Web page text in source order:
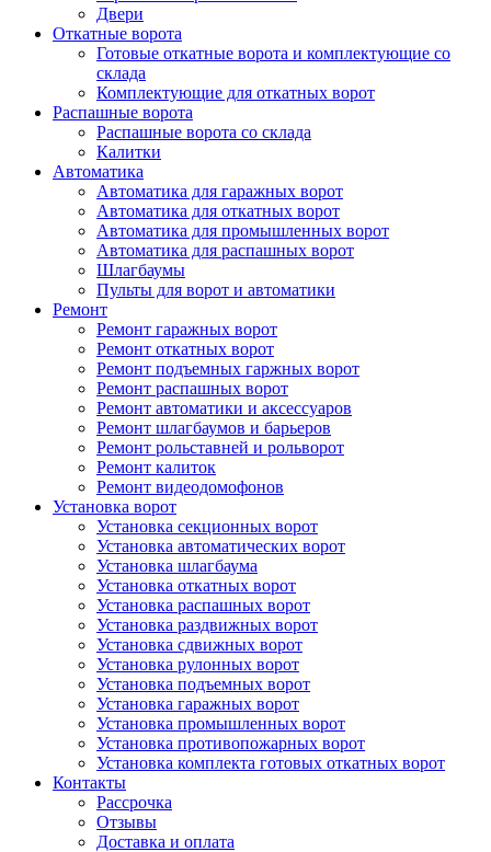
Двери
Откатные ворота
Готовые откатные ворота и комплектующие со
склада
Комплектующие для откатных ворот
Распашные ворота
Распашные ворота со склада
Калитки
Автоматика
Автоматика для гаражных ворот
Автоматика для откатных ворот
Автоматика для промышленных ворот
Автоматика для распашных ворот
Шлагбаумы
Пульты для ворот и автоматики
Ремонт
Ремонт гаражных ворот
Ремонт откатных ворот
Ремонт подъемных гаржных ворот
Ремонт распашных ворот
Ремонт автоматики и аксессуаров
Ремонт шлагбаумов и барьеров
Ремонт рольставней и рольворот
Ремонт калиток
Ремонт видеодомофонов
Установка ворот
Установка секционных ворот
Установка автоматических ворот
Установка шлагбаума
Установка откатных ворот
Установка распашных ворот
Установка раздвижных ворот
Установка сдвижных ворот
Установка рулонных ворот
Установка подъемных ворот
Установка гаражных ворот
Установка промышленных ворот
Установка противопожарных ворот
Установка комплекта готовых откатных ворот
Контакты
Рассрочка
Отзывы
Доставка и оплата